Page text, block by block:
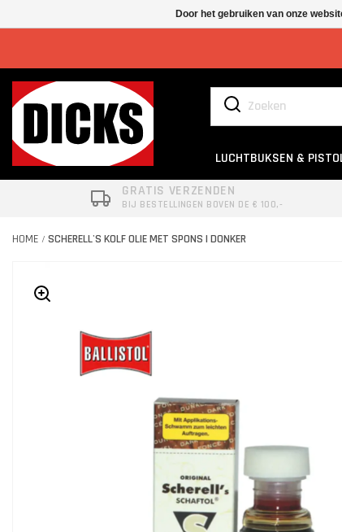
LUCHTBUKSEN &
GRATIS VERZENDEN
BIJ BESTELLINGEN BOVEN DE € 100,-
HOME / SCHERELL'S KOLF OLIE MET SPONS | DONKER
Door het gebruiken van onze